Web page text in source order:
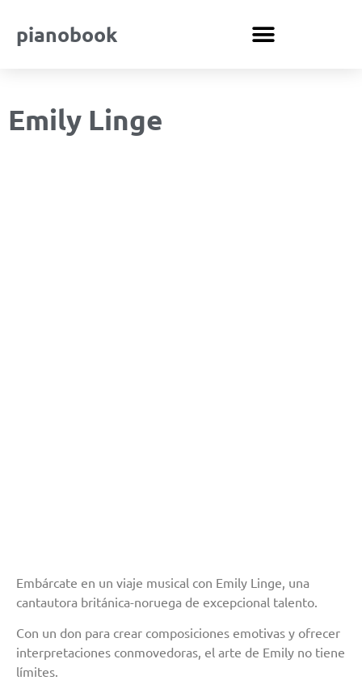
pianobook
Emily Linge
Embárcate en un viaje musical con Emily Linge, una
cantautora británica-noruega de excepcional talento.
Con un don para crear composiciones emotivas y ofrecer
interpretaciones conmovedoras, el arte de Emily no tiene
límites.